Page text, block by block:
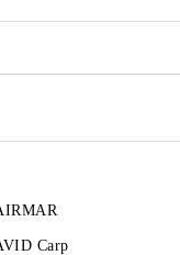
Carp